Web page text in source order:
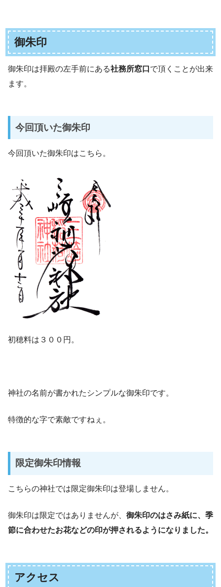
御朱印
御朱印は拝殿の左手前にある社務所窓口 で頂くことが出来
ます。
今回頂いた御朱印
今回頂いた御朱印はこちら。
初穂料は３００円。
神社の名前が書かれたシンプルな御朱印です。
特徴的な字で素敵ですねぇ。
限定御朱印情報
こちらの神社では限定御朱印は登場しません。
御朱印は限定ではありませんが、 御朱印のはさみ紙に、季
節に合わせたお花などの印が押されるようになりました。
アクセス